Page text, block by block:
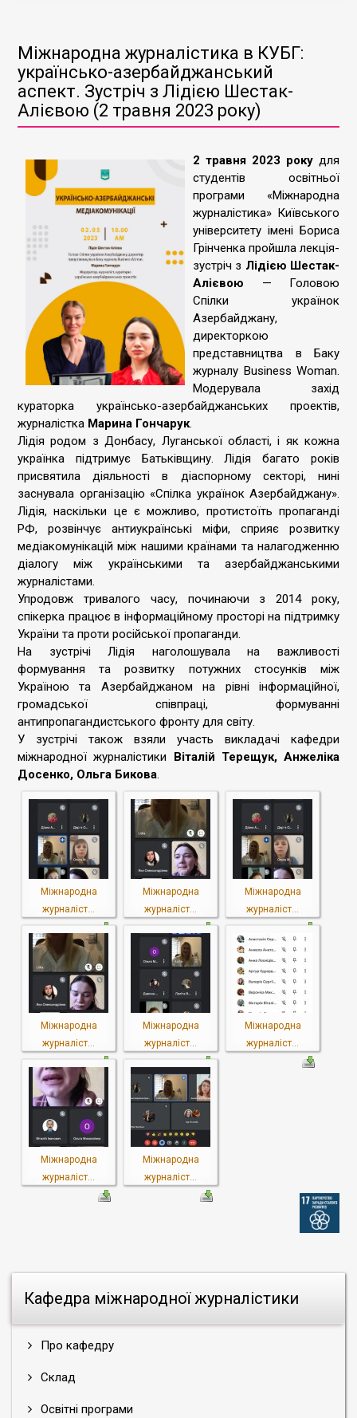
Кафедра міжнародної журналістики
Про кафедру
Склад
Освітні програми
Міжнародна журналістика в КУБГ:
українсько-азербайджанський
аспект. Зустріч з Лідією Шестак-
Алієвою (2 травня 2023 року)
2 травня 2023 року для
студентів освітньої
програми «Міжнародна
журналістика» Київського
університету імені Бориса
Грінченка пройшла лекція-
зустріч з Лідією Шестак-
Алієвою — Головою
Спілки українок
Азербайджану,
директоркою
представництва в Баку
журналу Business Woman.
Модерувала захід
кураторка українсько-азербайджанських проектів,
журналістка Марина Гончарук.
Лідія родом з Донбасу, Луганської області, і як кожна
українка підтримує Батьківщину. Лідія багато років
присвятила діяльності в діаспорному секторі, нині
заснувала організацію «Спілка українок Азербайджану».
Лідія, наскільки це є можливо, протистоїть пропаганді
РФ, розвінчує антиукраїнські міфи, сприяє розвитку
медіакомунікацій між нашими країнами та налагодженню
діалогу між українськими та азербайджанськими
журналістами.
Упродовж тривалого часу, починаючи з 2014 року,
спікерка працює в інформаційному просторі на підтримку
України та проти російської пропаганди.
На зустрічі Лідія наголошувала на важливості
формування та розвитку потужних стосунків між
Україною та Азербайджаном на рівні інформаційної,
громадської співпраці, формуванні
антипропагандистського фронту для світу.
У зустрічі також взяли участь викладачі кафедри
міжнародної журналістики Віталій Терещук, Анжеліка
Досенко, Ольга Бикова.
Міжнародна
журналіст...
Міжнародна
журналіст...
Міжнародна
журналіст...
Міжнародна
журналіст...
Міжнародна
журналіст...
Міжнародна
журналіст...
Міжнародна
журналіст...
Міжнародна
журналіст...